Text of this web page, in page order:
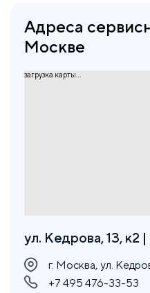
Адреса
Москве
ул. Кедрова, 13, к2
г. Москва, ул.
+7 495 476-33-53
загрузка карты...